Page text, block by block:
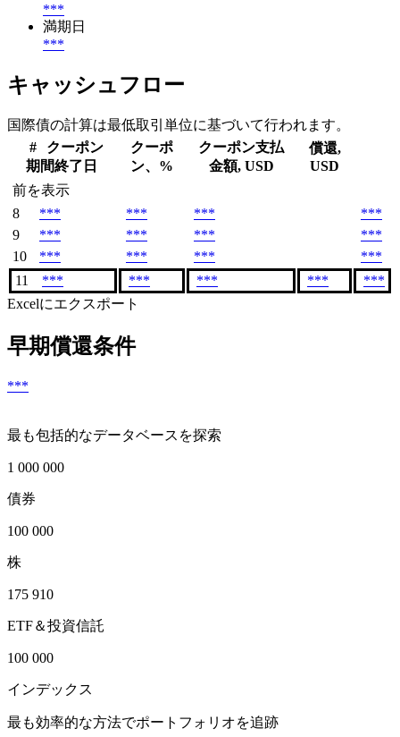
***
満期日
***
キャッシュフロー
国際債の計算は最低取引単位に基づいて行われます。
#
クーポン
期間終了日
クーポ
ン、%
クーポン支払
金額, USD
償還,
USD
前を表示
8
*** *** ***
***
9
*** *** ***
***
10
*** *** ***
***
11
*** *** *** ***
***
Excelにエクスポート
早期償還条件
***
最も包括的なデータベースを探索
1 000 000
債券
100 000
株
175 910
ETF＆投資信託
100 000
インデックス
最も効率的な方法でポートフォリオを追跡